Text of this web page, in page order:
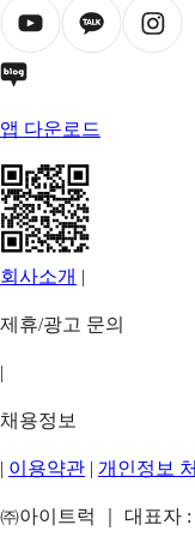
앱 다운로드
회사소개 |
제휴/광고 문의
|
채용정보
| 이용약관 | 개인정보
㈜아이트럭 ｜ 대표자